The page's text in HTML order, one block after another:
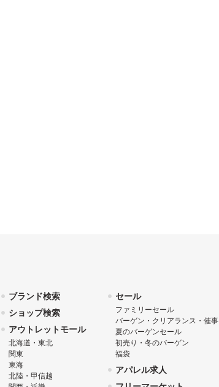
ブランド検索
ショップ検索
アウトレットモール
北海道・東北
関東
東海
北陸・甲信越
セール
ファミリーセール
バーゲン・クリアランス・催事
夏のバーゲンセール
初売り・冬のバーゲン
福袋
アパレル求人